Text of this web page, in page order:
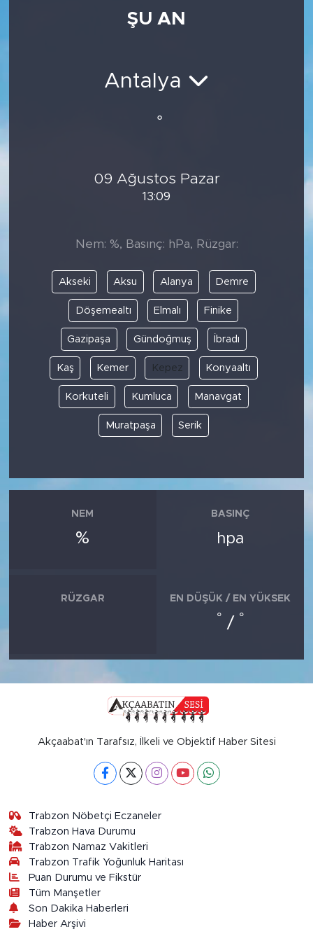
ŞU AN
Antalya
°
09 Ağustos Pazar
13:09
Nem: %, Basınç: hPa, Rüzgar:
Akseki Aksu Alanya Demre
Döşemealtı Elmalı Finike
Gazipaşa Gündoğmuş İbradı
Kaş Kemer Kepez Konyaaltı
Korkuteli Kumluca Manavgat
Muratpaşa Serik
NEM
%
BASINÇ
hpa
RÜZGAR EN DÜŞÜK / EN YÜKSEK
° / °
Akçaabat'ın Tarafsız, İlkeli ve Objektif Haber Sitesi
Trabzon Nöbetçi Eczaneler
Trabzon Hava Durumu
Trabzon Namaz Vakitleri
Trabzon Trafik Yoğunluk Haritası
Puan Durumu ve Fikstür
Tüm Manşetler
Son Dakika Haberleri
Haber Arşivi
Köşe Yazarları
Manşet
Ulusal Son Dakika Haberleri